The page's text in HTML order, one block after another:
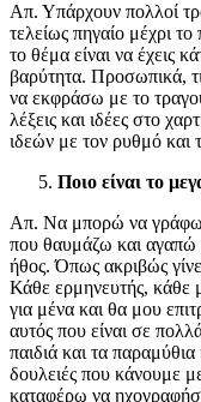
Απ. Υπάρχουν πολλοί
τελείως πηγαίο μέχρι
το θέμα είναι να έχεις
βαρύτητα. Προσωπικά,
να εκφράσω με το
λέξεις και ιδέες στο
ιδεών με τον ρυθμό και
Ποιο είναι το
Απ. Να μπορώ να γράφω
που θαυμάζω και αγαπώ
ήθος. Όπως ακριβώς
Κάθε ερμηνευτής, κάθε
για μένα και θα μου
αυτός που είναι σε
παιδιά και τα
δουλειές που κάνουμε
καταφέρω να